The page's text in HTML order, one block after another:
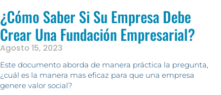
¿Cómo Saber Si Su Empresa Debe
Crear Una Fundación Empresarial?
Agosto 15, 2023
Este documento aborda de manera práctica la pregunta,
¿cuál es la manera mas eficaz para que una empresa
genere valor social?